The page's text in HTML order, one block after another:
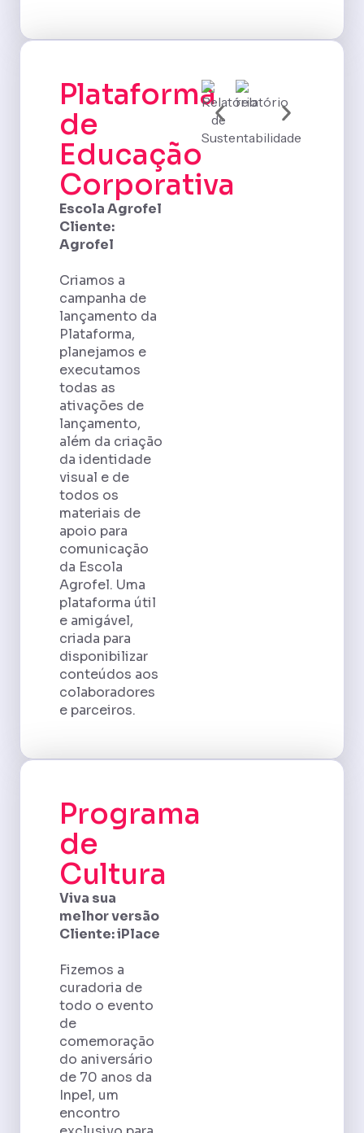
Plataforma
de
Educação
Corporativa
Escola Agrofel
Cliente:
Agrofel
Criamos a
campanha de
lançamento da
Plataforma,
planejamos e
executamos
todas as
ativações de
lançamento,
além da criação
da identidade
visual e de
todos os
materiais de
apoio para
comunicação
da Escola
Agrofel. Uma
plataforma útil
e amigável,
criada para
disponibilizar
conteúdos aos
colaboradores
e parceiros.
Programa
de
Cultura
Viva sua
melhor versão
Cliente: iPlace
Fizemos a
curadoria de
todo o evento
de
comemoração
do aniversário
de 70 anos da
Inpel, um
encontro